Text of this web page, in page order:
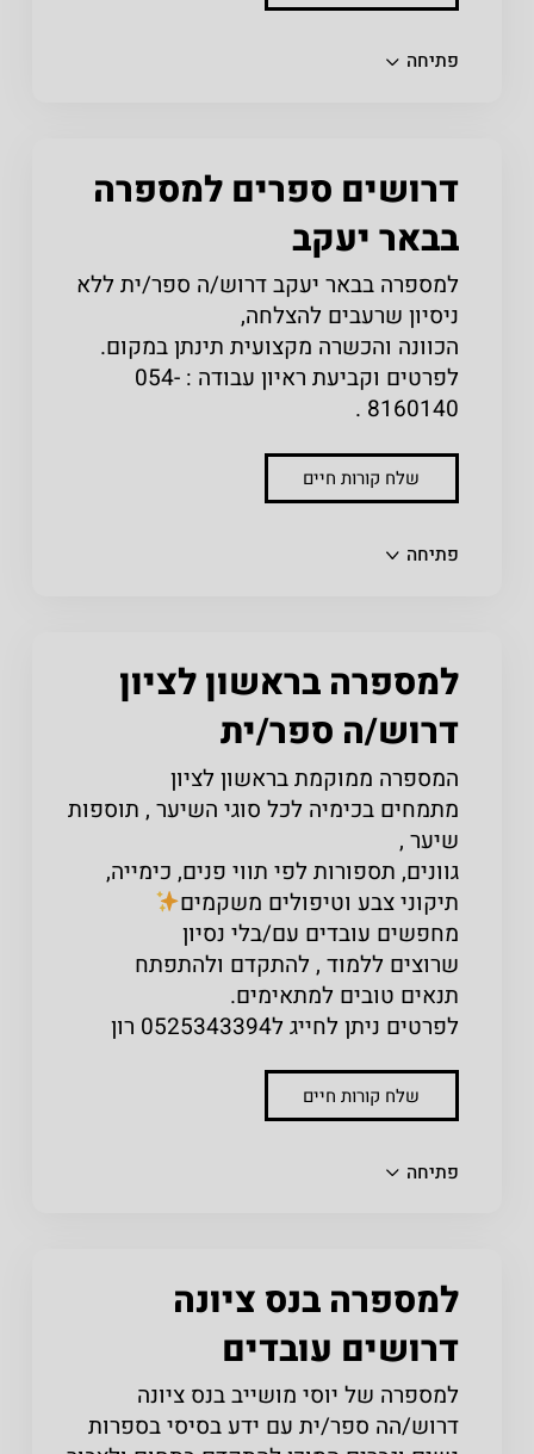
פתיחה
דרושים ספרים למספרה
בבאר יעקב
למספרה בבאר יעקב דרוש/ה ספר/ית ללא
ניסיון שרעבים להצלחה,
הכוונה והכשרה מקצועית תינתן במקום.
לפרטים וקביעת ראיון עבודה : 054-
8160140 .
שלח קורות חיים
פתיחה
למספרה בראשון לציון
דרוש/ה ספר/ית
המספרה ממוקמת בראשון לציון
מתמחים בכימיה לכל סוגי השיער , תוספות
שיער ,
גוונים, תספורות לפי תווי פנים, כימייה,
תיקוני צבע וטיפולים משקמים
מחפשים עובדים עם/בלי נסיון
שרוצים ללמוד , להתקדם ולהתפתח
תנאים טובים למתאימים.
לפרטים ניתן לחייג ל0525343394 רון
שלח קורות חיים
פתיחה
למספרה בנס ציונה
דרושים עובדים
למספרה של יוסי מושייב בנס ציונה
דרוש/הה ספר/ית עם ידע בסיסי בספרות